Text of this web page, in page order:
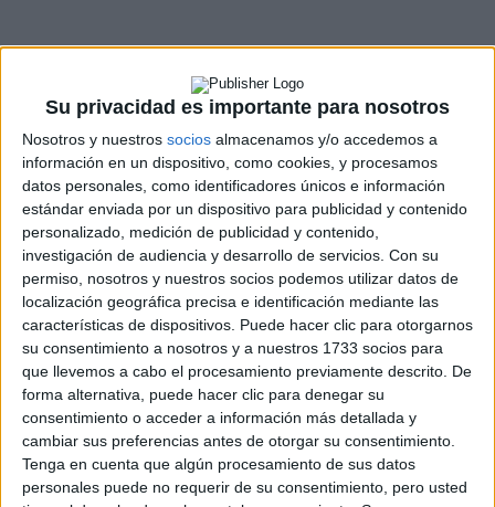
Su privacidad es importante para nosotros
Nosotros y nuestros socios almacenamos y/o accedemos a
información en un dispositivo, como cookies, y procesamos
datos personales, como identificadores únicos e información
estándar enviada por un dispositivo para publicidad y contenido
personalizado, medición de publicidad y contenido,
investigación de audiencia y desarrollo de servicios. Con su
permiso, nosotros y nuestros socios podemos utilizar datos de
localización geográfica precisa e identificación mediante las
características de dispositivos. Puede hacer clic para otorgarnos
su consentimiento a nosotros y a nuestros 1733 socios para
que llevemos a cabo el procesamiento previamente descrito. De
forma alternativa, puede hacer clic para denegar su
consentimiento o acceder a información más detallada y
cambiar sus preferencias antes de otorgar su consentimiento.
Tenga en cuenta que algún procesamiento de sus datos
personales puede no requerir de su consentimiento, pero usted